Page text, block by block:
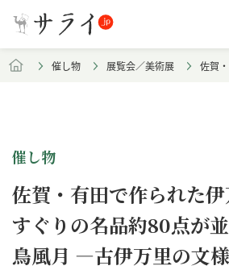
催し物 展覧会／美術展 佐賀
催し物
佐賀・有田で作られた
すぐりの名品約80点が
鳥風月 ―古伊万里の文